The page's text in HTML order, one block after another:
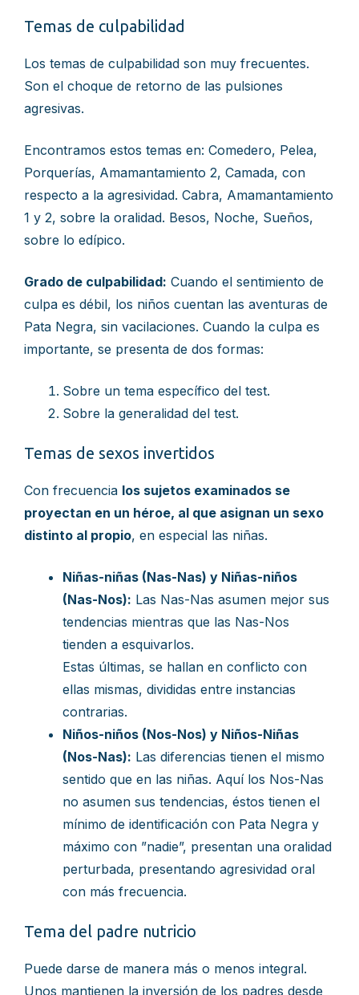
Temas de culpabilidad
Los temas de culpabilidad son muy frecuentes.
Son el choque de retorno de las pulsiones
agresivas.
Encontramos estos temas en: Comedero, Pelea,
Porquerías, Amamantamiento 2, Camada, con
respecto a la agresividad. Cabra, Amamantamiento
1 y 2, sobre la oralidad. Besos, Noche, Sueños,
sobre lo edípico.
Grado de culpabilidad: Cuando el sentimiento de
culpa es débil, los niños cuentan las aventuras de
Pata Negra, sin vacilaciones. Cuando la culpa es
importante, se presenta de dos formas:
Sobre un tema específico del test.
Sobre la generalidad del test.
Temas de sexos invertidos
Con frecuencia los sujetos examinados se
proyectan en un héroe, al que asignan un sexo
distinto al propio, en especial las niñas.
Niñas-niñas (Nas-Nas) y Niñas-niños
(Nas-Nos): Las Nas-Nas asumen mejor sus
tendencias mientras que las Nas-Nos
tienden a esquivarlos.
Estas últimas, se hallan en conflicto con
ellas mismas, divididas entre instancias
contrarias.
Niños-niños (Nos-Nos) y Niños-Niñas
(Nos-Nas): Las diferencias tienen el mismo
sentido que en las niñas. Aquí los Nos-Nas
no asumen sus tendencias, éstos tienen el
mínimo de identificación con Pata Negra y
máximo con ”nadie”, presentan una oralidad
perturbada, presentando agresividad oral
con más frecuencia.
Tema del padre nutricio
Puede darse de manera más o menos integral.
Unos mantienen la inversión de los padres desde